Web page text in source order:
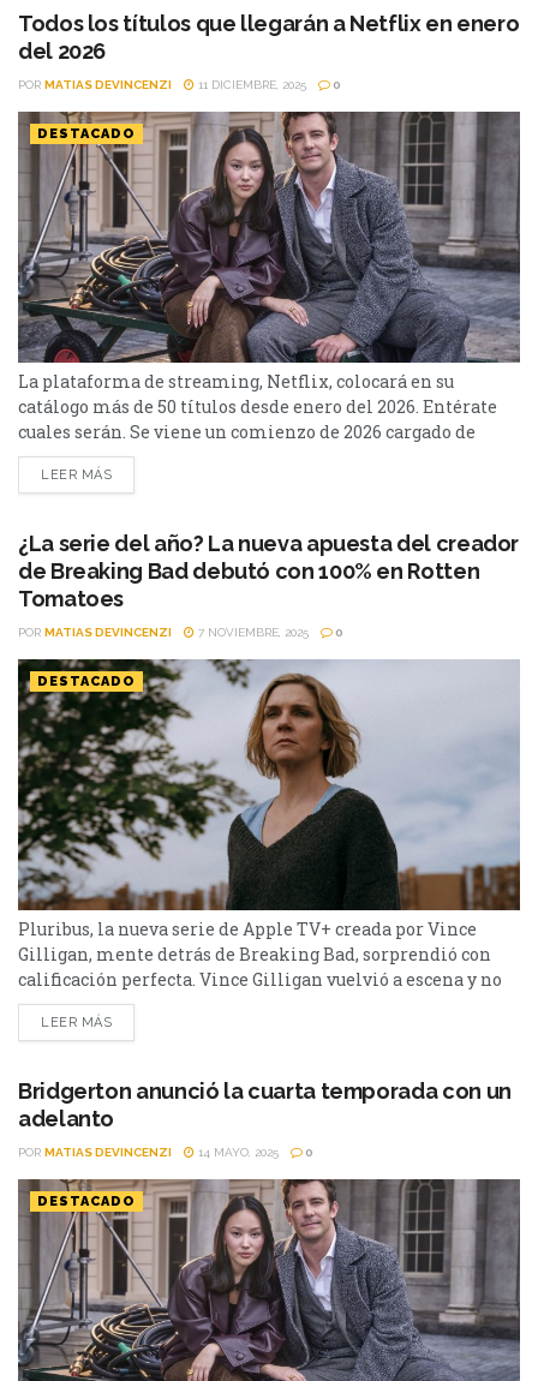
las plataformas: Netflix, Prime...
Todos los títulos que llegarán a Netflix en enero
del 2026
POR MATIAS DEVINCENZI 11 DICIEMBRE, 2025 0
DESTACADO
La plataforma de streaming, Netflix, colocará en su
catálogo más de 50 títulos desde enero del 2026. Entérate
cuales serán. Se viene un comienzo de 2026 cargado de
títulos en Netflix. Entre las series se destacan: Agatha
Christie: Las Siete Esferas y Bridgerton: Temporada 4 -
clásicos:...
LEER MÁS
¿La serie del año? La nueva apuesta del creador
de Breaking Bad debutó con 100% en Rotten
Tomatoes
POR MATIAS DEVINCENZI 7 NOVIEMBRE, 2025 0
DESTACADO
Pluribus, la nueva serie de Apple TV+ creada por Vince
Gilligan, mente detrás de Breaking Bad, sorprendió con
calificación perfecta. Vince Gilligan vuelvió a escena y no
se quedó corto: Pluribus llegó a Apple TV+ y ya encendió
todas las alarmas del mundo seriéfilo con una calificación
no se ve todos...
LEER MÁS
Bridgerton anunció la cuarta temporada con un
adelanto
POR MATIAS DEVINCENZI 14 MAYO, 2025 0
DESTACADO